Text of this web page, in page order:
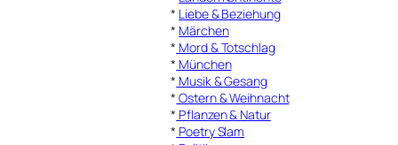
* Liebe & Beziehung
* Märchen
* Mord & Totschlag
* München
* Musik & Gesang
* Ostern & Weihnacht
* Pflanzen & Natur
* Poetry Slam